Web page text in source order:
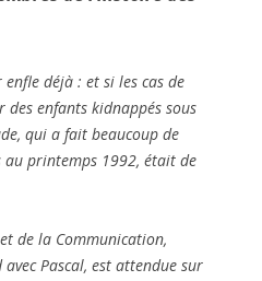
déjà : et si les cas de
des enfants kidnappés sous
qui a fait beaucoup de
printemps 1992, était de
de la Communication,
Pascal, est attendue sur